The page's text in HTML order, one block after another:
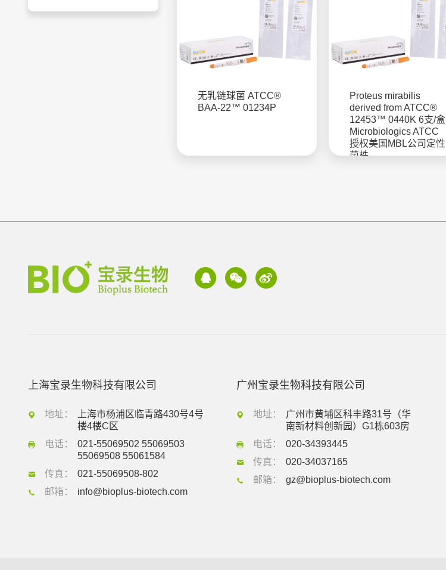
无乳链球菌 ATCC®
BAA-22™ 01234P
Proteus mirabilis
derived from ATCC®
12453™ 0440K 6支/盒
Microbiologics ATCC
授权美国MBL公司定性
菌株
上海宝录生物科技有限公司
地址：
上海市杨浦区临青路430号4号
楼4楼C区
电话：
021-55069502 55069503
55069508 55061584
传真：
021-55069508-802
邮箱：
info@bioplus-biotech.com
广州宝录生物科技有限公司
地址：
广州市黄埔区科丰路31号（华
南新材料创新园）G1栋603房
电话：
020-34393445
传真：
020-34037165
邮箱：
gz@bioplus-biotech.com